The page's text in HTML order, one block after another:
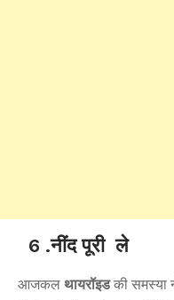
6 .नींद पूरी ले
आजकल थायरॉइडकी समस्या